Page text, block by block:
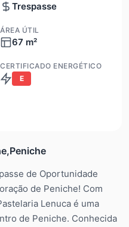
Trespasse
ÁREA ÚTIL
67 m²
CERTIFICADO ENERGÉTICO
E
de Oportunidade
de Peniche! Com
Lenuca é uma
de Peniche. Conhecida